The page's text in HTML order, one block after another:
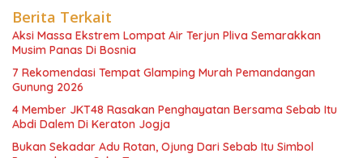
Berita Terkait
Aksi Massa Ekstrem Lompat Air Terjun Pliva Semarakkan
Musim Panas Di Bosnia
7 Rekomendasi Tempat Glamping Murah Pemandangan
Gunung 2026
4 Member JKT48 Rasakan Penghayatan Bersama Sebab Itu
Abdi Dalem Di Keraton Jogja
Bukan Sekadar Adu Rotan, Ojung Dari Sebab Itu Simbol